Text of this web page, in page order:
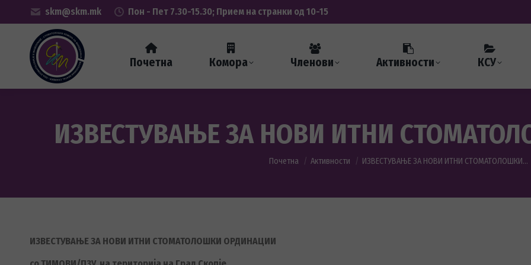
skm@skm.mk Пон - Пет 7.30-15.30; Прием на странки од 10-15
Почетна Комора Членови Активности КСУ
ИЗВЕСТУВАЊЕ ЗА НОВИ ИТНИ
You are here:
Почетна Активности ИЗВЕСТУВАЊЕ ЗА НОВИ ИТНИ СТОМАТОЛОШКИ…
ИЗВЕСТУВАЊЕ ЗА НОВИ ИТНИ СТОМАТОЛОШКИ ОРДИНАЦИИ